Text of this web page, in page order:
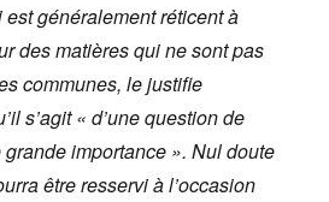
généralement réticent à
des matières qui ne sont pas
communes, le justifie
s’agit « d’une question de
importance ». Nul doute
être resservi à l’occasion